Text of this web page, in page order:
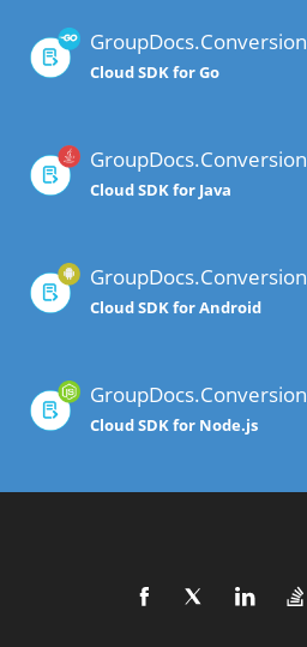
GroupDocs.Conversion
Cloud SDK for Go
GroupDocs.Conversion
Cloud SDK for Java
GroupDocs.Conversion
Cloud SDK for Android
GroupDocs.Conversion
Cloud SDK for Node.js